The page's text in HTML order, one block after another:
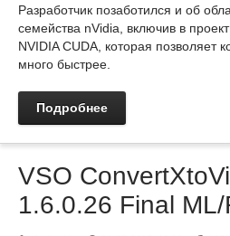
Разработчик позаботился и об
семейства nVidia, включив в
NVIDIA CUDA, которая позволяет
много быстрее.
Подробнее
VSO
1.6.0.26 Final ML/